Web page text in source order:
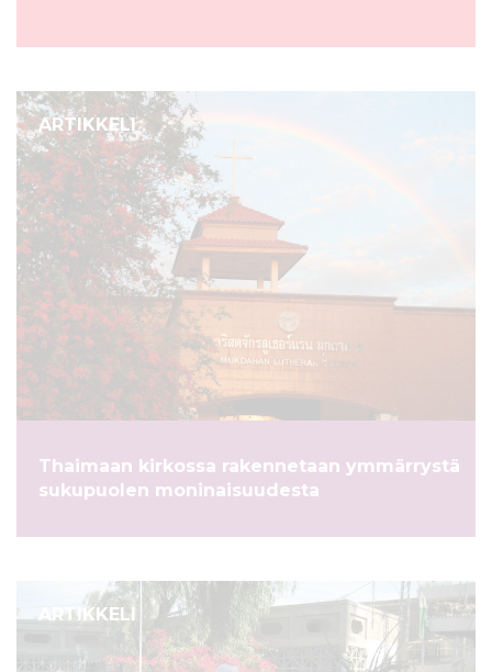
ARTIKKELI
Thaimaan kirkossa rakennetaan ymmärrystä
sukupuolen moninaisuudesta
ARTIKKELI